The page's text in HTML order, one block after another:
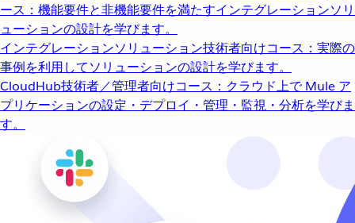
ース：機能要件と非機能要件を満たすインテグレーションソリ
ューションの設計を学びます。
インテグレーションソリューション技術者向けコース：実際の
事例を利用してソリューションの設計を学びます。
CloudHub技術者／管理者向けコース：クラウド上で Mule ア
プリケーションの設定・デプロイ・管理・監視・分析を学びま
す。